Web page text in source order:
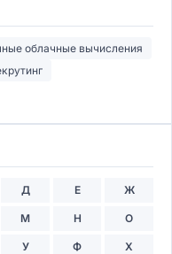
облачные вычисления
Д Е Ж
М Н О
У Ф Х